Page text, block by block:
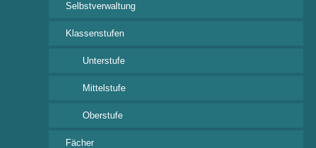
Selbstverwaltung
Klassenstufen
Unterstufe
Mittelstufe
Oberstufe
Fächer
Wichtige Links